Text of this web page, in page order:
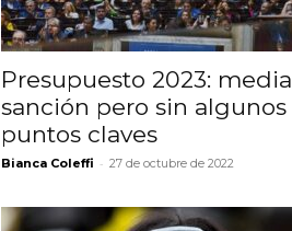
Presupuesto 2023: media
sanción pero sin algunos
puntos claves
Bianca Coleffi - 27 de octubre de 2022